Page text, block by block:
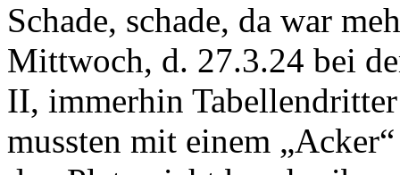
Schade, schade, da war
Mittwoch, d. 27.3.24 bei
II, immerhin
mussten mit einem